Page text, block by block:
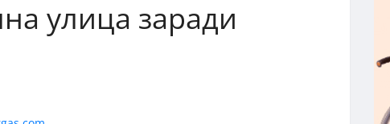
улица заради